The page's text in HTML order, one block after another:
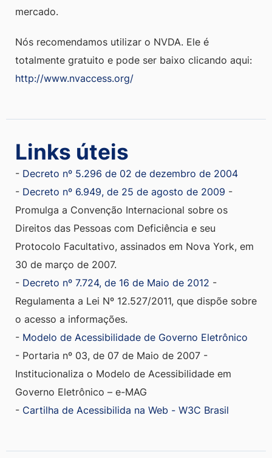
mercado.
Nós recomendamos utilizar o NVDA. Ele é
totalmente gratuito e pode ser baixo clicando aqui:
http://www.nvaccess.org/
Links úteis
- Decreto nº 5.296 de 02 de dezembro de 2004
- Decreto nº 6.949, de 25 de agosto de 2009 -
Promulga a Convenção Internacional sobre os
Direitos das Pessoas com Deficiência e seu
Protocolo Facultativo, assinados em Nova York, em
30 de março de 2007.
- Decreto nº 7.724, de 16 de Maio de 2012 -
Regulamenta a Lei Nº 12.527/2011, que dispõe sobre
o acesso a informações.
- Modelo de Acessibilidade de Governo Eletrônico
- Portaria nº 03, de 07 de Maio de 2007 -
Institucionaliza o Modelo de Acessibilidade em
Governo Eletrônico – e-MAG
- Cartilha de Acessibilida na Web - W3C Brasil